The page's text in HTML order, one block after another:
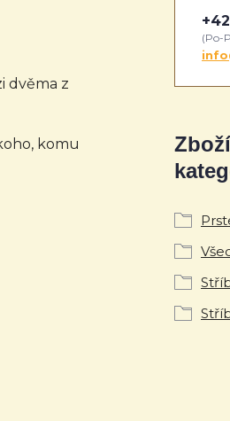
dvěma z
komu
(Po-